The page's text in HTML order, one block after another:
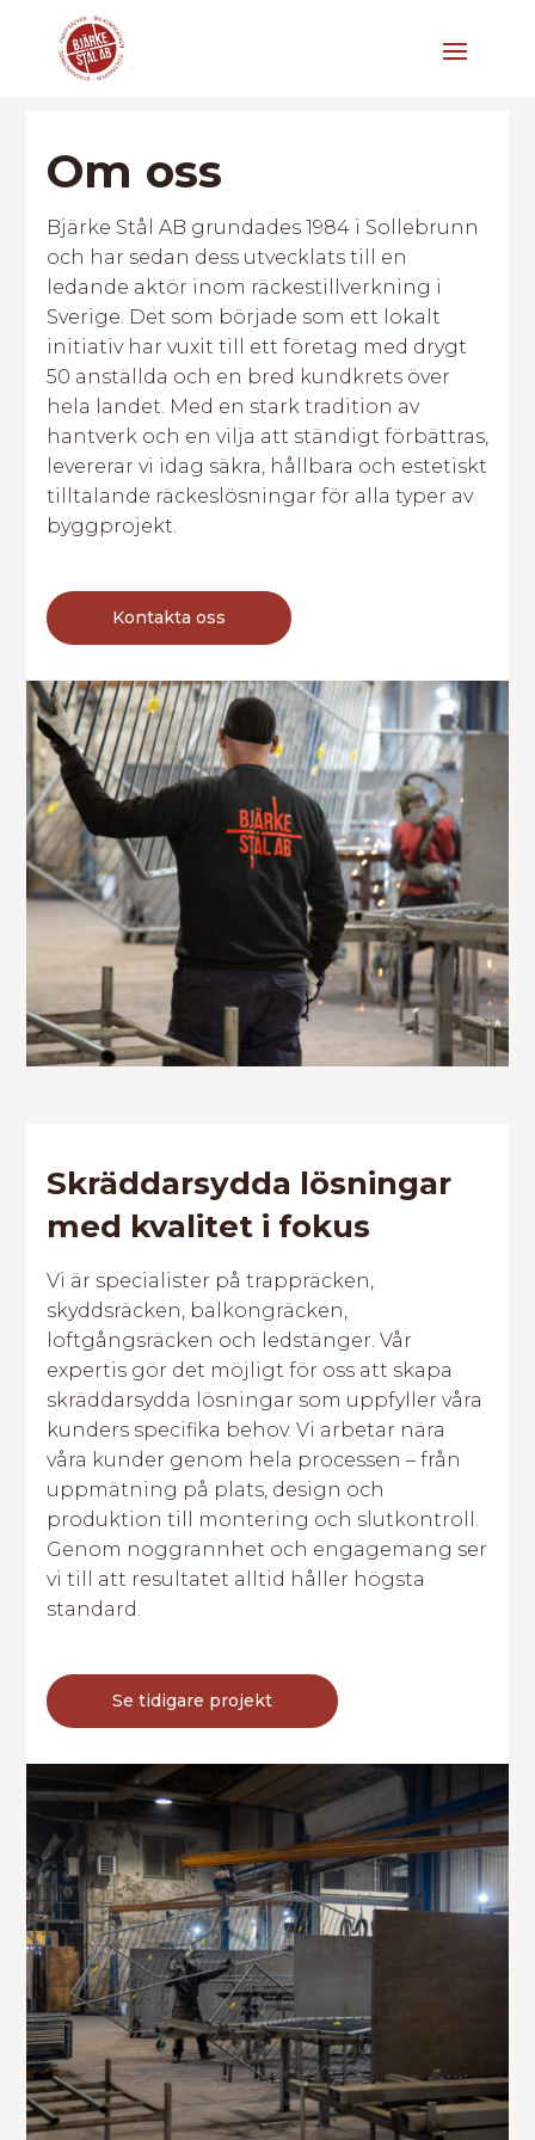
Om oss
Bjärke Stål AB grundades 1984 i Sollebrunn
och har sedan dess utvecklats till en
ledande aktör inom räckestillverkning i
Sverige. Det som började som ett lokalt
initiativ har vuxit till ett företag med drygt
50 anställda och en bred kundkrets över
hela landet. Med en stark tradition av
hantverk och en vilja att ständigt förbättras,
levererar vi idag säkra, hållbara och estetiskt
tilltalande räckeslösningar för alla typer av
byggprojekt.
Kontakta oss
Skräddarsydda lösningar
med kvalitet i fokus
Vi är specialister på trappräcken,
skyddsräcken, balkongräcken,
loftgångsräcken och ledstänger. Vår
expertis gör det möjligt för oss att skapa
skräddarsydda lösningar som uppfyller våra
kunders specifika behov. Vi arbetar nära
våra kunder genom hela processen – från
uppmätning på plats, design och
produktion till montering och slutkontroll.
Genom noggrannhet och engagemang ser
vi till att resultatet alltid håller högsta
standard.
Se tidigare projekt